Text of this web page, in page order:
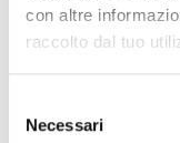
con altre
raccolto dal tuo
delNecessari
uno strumento